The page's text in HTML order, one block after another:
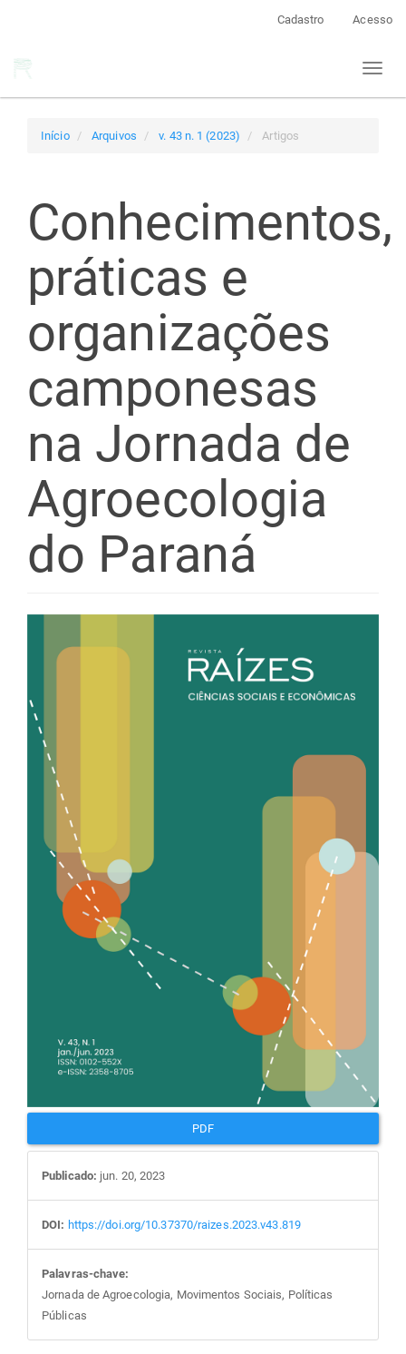
Cadastro Acesso
Toggle
Início Arquivos v. 43 n. 1 (2023) Artigos
Conhecimentos,
práticas e
organizações
camponesas
na Jornada de
Agroecologia
do Paraná
Barra
de
artigos
PDF
Publicado: jun. 20, 2023
DOI: https://doi.org/10.37370/raizes.2023.v43.819
Palavras-chave:
Jornada de Agroecologia, Movimentos Sociais, Políticas
Públicas